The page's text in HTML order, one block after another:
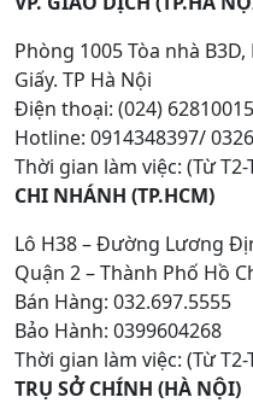
Phòng 1005 Tòa nhà
Giấy. TP Hà Nội
Điện thoại: (024)
Hotline: 0914348397/
Thời gian làm việc: (Từ T2-
CHI NHÁNH (TP.HCM)
Lô H38 – Đường Lương
Quận 2 – Thành Phố Hồ
Bán Hàng: 032.697.5555
Bảo Hành: 0399604268
Thời gian làm việc: (Từ T2-
TRỤ SỞ CHÍNH (HÀ NỘI)